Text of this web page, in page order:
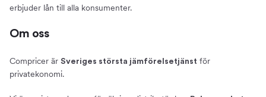
erbjuder lån till alla konsumenter.
Om oss
Compricer är Sveriges största jämförelsetjänst för
privatekonomi.